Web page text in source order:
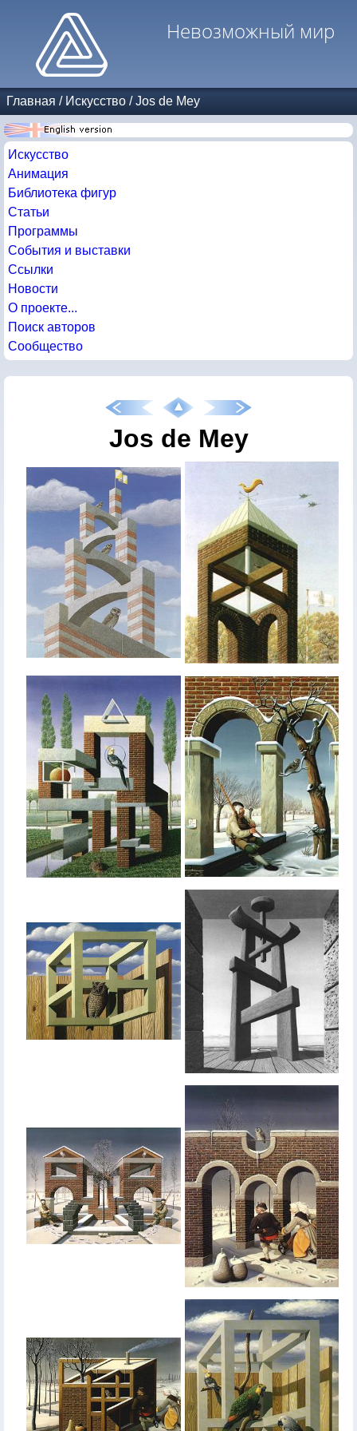
Невозможный мир
Главная / Искусство /Jos de Mey
Искусство
Анимация
Библиотека фигур
Статьи
Программы
События и выставки
Ссылки
Новости
О проекте...
Поиск авторов
Сообщество
Jos de Mey